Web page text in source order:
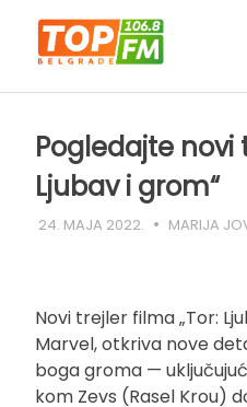
content
Pogledajte novi
Ljubav i grom“
24. MAJA 2022. MARIJA
Novi trejler filma „Tor:
Marvel, otkriva nove
boga groma —
kom Zevs (Rasel Krou)